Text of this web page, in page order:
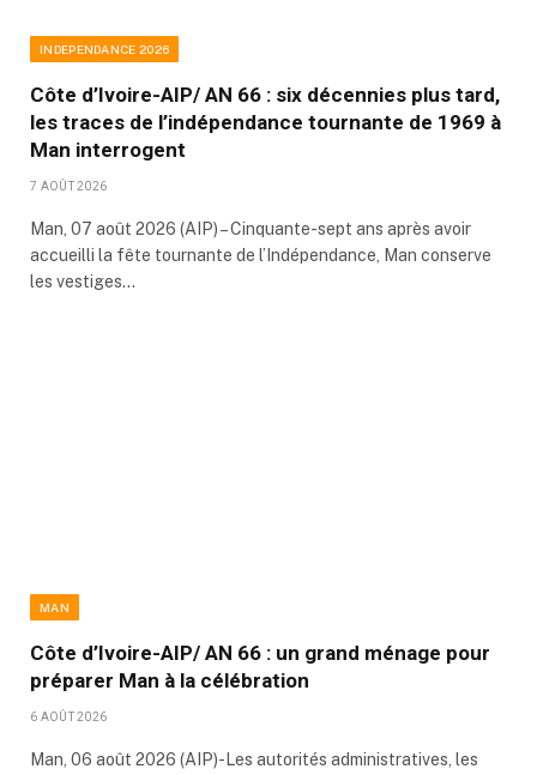
INDEPENDANCE 2026
Côte d’Ivoire-AIP/ AN 66 : six décennies plus tard,
les traces de l’indépendance tournante de 1969 à
Man interrogent
7 AOÛT 2026
Man, 07 août 2026 (AIP) – Cinquante-sept ans après avoir
accueilli la fête tournante de l’Indépendance, Man conserve
les vestiges…
MAN
Côte d’Ivoire-AIP/ AN 66 : un grand ménage pour
préparer Man à la célébration
6 AOÛT 2026
Man, 06 août 2026 (AIP)-Les autorités administratives, les